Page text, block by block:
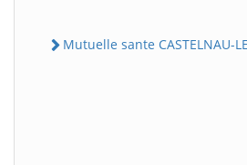
Mutuelle sante CASTELNAU-